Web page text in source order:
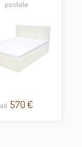
postele
od 570 €